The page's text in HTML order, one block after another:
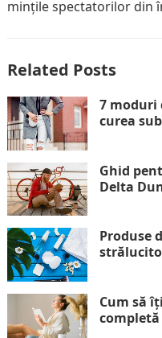
mințile spectatorilor din
Related Posts
7 moduri
curea
Ghid
Delta
Produse
Cum să
completă